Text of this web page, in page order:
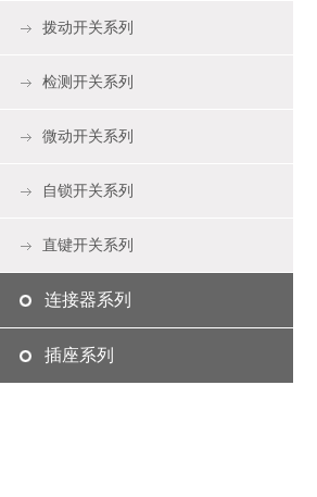
拨动开关系列
检测开关系列
微动开关系列
自锁开关系列
直键开关系列
连接器系列
插座系列